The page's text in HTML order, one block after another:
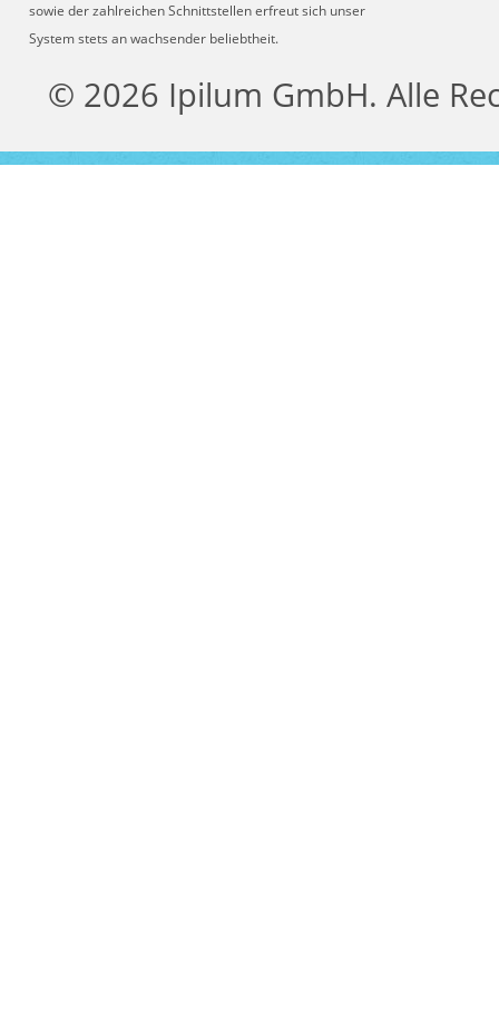
sowie der zahlreichen Schnittstellen erfreut sich unser
System stets an wachsender beliebtheit.
© 2026 Ipilum GmbH. Alle